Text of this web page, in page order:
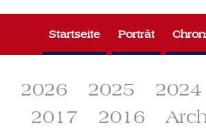
2026 2025 2024
2017
2016
Startseite Porträt